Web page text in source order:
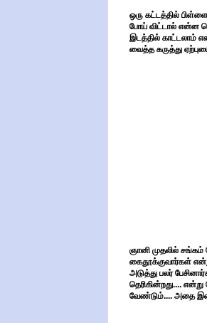
ஒரு கட்டத்தில்
போய் விட்டால் என்ன
இடத்தில் காட்டலாம்
வைத்த கருத்து
ஞானி முதலில்
கைதூக்குவார்கள்
அடுத்து பலர்
தெரிகின்றது....
வேண்டும்.... அதை இனி